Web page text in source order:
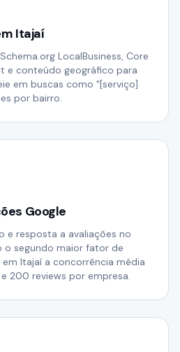
Itajaí
LocalBusiness, Core
e conteúdo geográfico para
em buscas como "[serviço]
por bairro.
Google
e resposta a avaliações no
o segundo maior fator de
Itajaí a concorrência média
200 reviews por empresa.